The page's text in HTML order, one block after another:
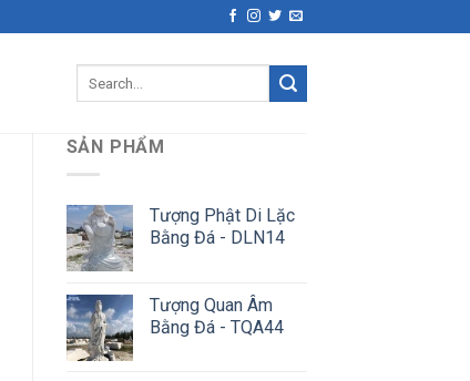
SẢN PHẨM
Tượng Phật Di Lặc
Bằng Đá - DLN14
Tượng Quan Âm
Bằng Đá - TQA44